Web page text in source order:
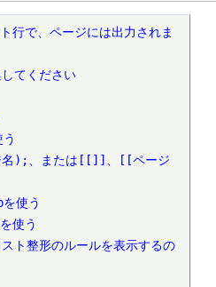
で、ページには出力されま
てください
名);、または[[]]、[[ページ
使う
使う
ト整形のルールを表示するの